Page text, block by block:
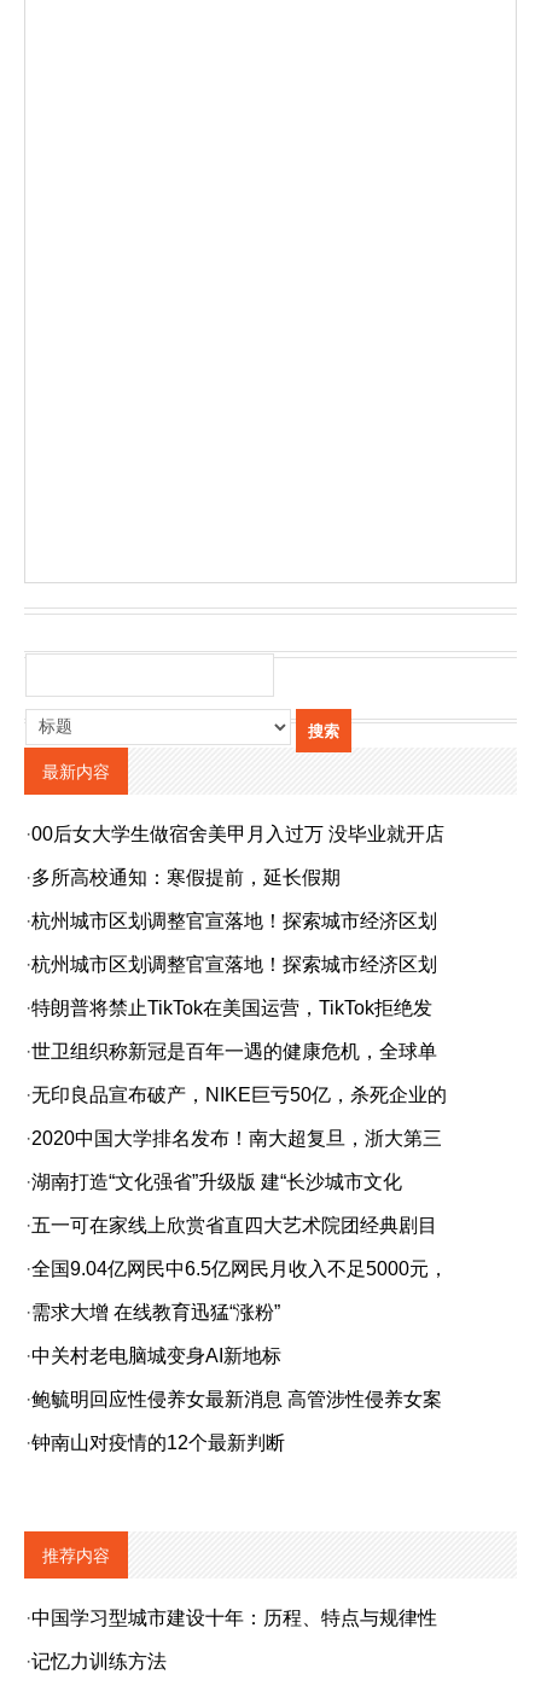
最新内容
·00后女大学生做宿舍美甲月入过万 没毕业就开店
·多所高校通知：寒假提前，延长假期
·杭州城市区划调整官宣落地！探索城市经济区划
·杭州城市区划调整官宣落地！探索城市经济区划
·特朗普将禁止TikTok在美国运营，TikTok拒绝发
·世卫组织称新冠是百年一遇的健康危机，全球单
·无印良品宣布破产，NIKE巨亏50亿，杀死企业的
·2020中国大学排名发布！南大超复旦，浙大第三
·湖南打造“文化强省”升级版 建“长沙城市文化
·五一可在家线上欣赏省直四大艺术院团经典剧目
·全国9.04亿网民中6.5亿网民月收入不足5000元，
·需求大增 在线教育迅猛“涨粉”
·中关村老电脑城变身AI新地标
·鲍毓明回应性侵养女最新消息 高管涉性侵养女案
·钟南山对疫情的12个最新判断
推荐内容
·中国学习型城市建设十年：历程、特点与规律性
·记忆力训练方法